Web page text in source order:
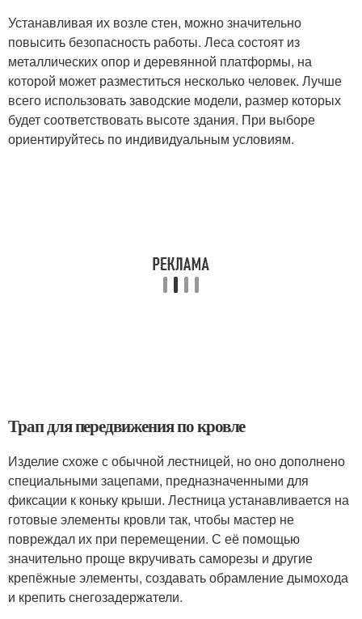
Устанавливая их возле стен, можно значительно
повысить безопасность работы. Леса состоят из
металлических опор и деревянной платформы, на
которой может разместиться несколько человек. Лучше
всего использовать заводские модели, размер которых
будет соответствовать высоте здания. При выборе
ориентируйтесь по индивидуальным условиям.
Трап для передвижения по кровле
Изделие схоже с обычной лестницей, но оно дополнено
специальными зацепами, предназначенными для
фиксации к коньку крыши. Лестница устанавливается на
готовые элементы кровли так, чтобы мастер не
повреждал их при перемещении. С её помощью
значительно проще вкручивать саморезы и другие
крепёжные элементы, создавать обрамление дымохода
и крепить снегозадержатели.